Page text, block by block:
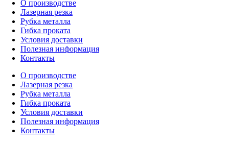
Пн-Пт 08:00–17:00
О производстве
Лазерная резка
Рубка металла
Гибка проката
Условия доставки
Полезная информация
Контакты
О производстве
Лазерная резка
Рубка металла
Гибка проката
Условия доставки
Полезная информация
Контакты